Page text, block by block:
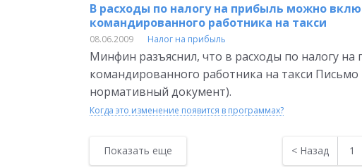
В расходы по налогу на прибыль можно
командированного работника на такси
08.06.2009 Налог на прибыль
Минфин разъяснил, что в расходы по налогу
командированного работника на такси
нормативный документ).
Когда это изменение появится в программах?
Показать еще < Назад 1